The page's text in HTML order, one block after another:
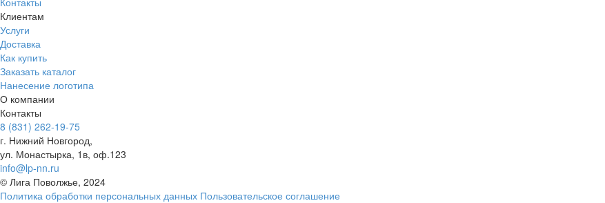
Клиентам
Услуги
Доставка
Как купить
Заказать каталог
Нанесение логотипа
О компании
Контакты
8 (831) 262-19-75
г. Нижний Новгород,
ул. Монастырка, 1в, оф.123
info@lp-nn.ru
© Лига Поволжье, 2024
Политика обработки персональных данных Пользовательское соглашение